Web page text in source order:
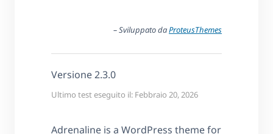
– Sviluppato daProteusThemes
Versione 2.3.0
Ultimo test eseguito il: Febbraio 20, 2026
Adrenaline is a WordPress theme for